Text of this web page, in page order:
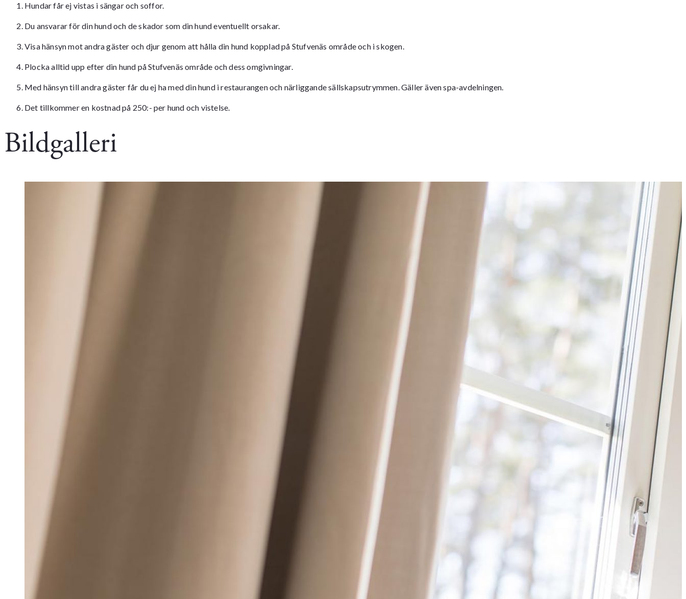
Hundar får ej vistas i sängar och soffor.
Du ansvarar för din hund och de skador som din hund eventuellt orsakar.
Visa hänsyn mot andra gäster och djur genom att hålla din hund kopplad på Stufvenäs område och i skogen.
Plocka alltid upp efter din hund på Stufvenäs område och dess omgivningar.
Med hänsyn till andra gäster får du ej ha med din hund i restaurangen och närliggande sällskapsutrymmen. Gäller även spa-avdelningen.
Det tillkommer en kostnad på 250:- per hund och vistelse.
Bildgalleri